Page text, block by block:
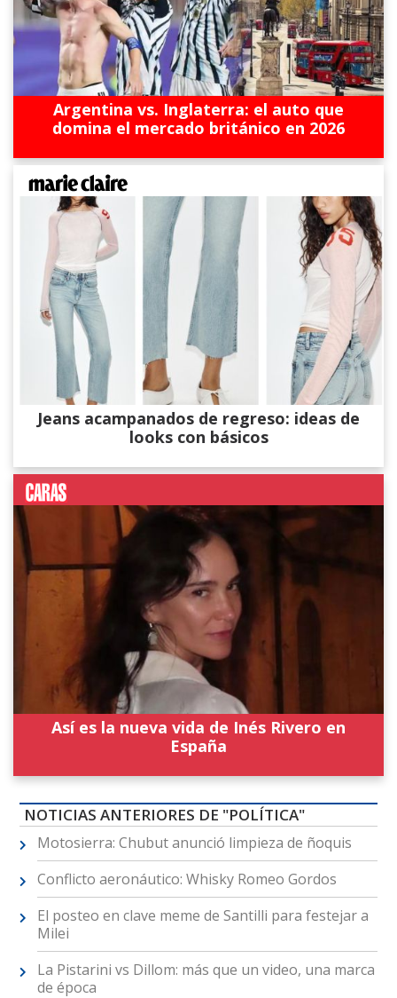
Argentina vs. Inglaterra: el auto que
domina el mercado británico en 2026
Jeans acampanados de regreso: ideas de
looks con básicos
Así es la nueva vida de Inés Rivero en
España
NOTICIAS ANTERIORES DE "POLÍTICA"
Motosierra: Chubut anunció limpieza de ñoquis
Conflicto aeronáutico: Whisky Romeo Gordos
El posteo en clave meme de Santilli para festejar a
Milei
La Pistarini vs Dillom: más que un video, una marca
de época